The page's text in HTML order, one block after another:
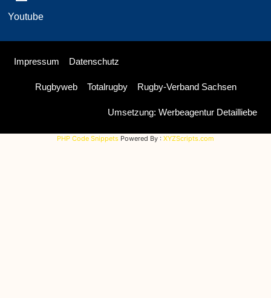
Youtube
Impressum Datenschutz
Rugbyweb Totalrugby Rugby-Verband Sachsen
Umsetzung: Werbeagentur Detailliebe
PHP Code Snippets Powered By : XYZScripts.com